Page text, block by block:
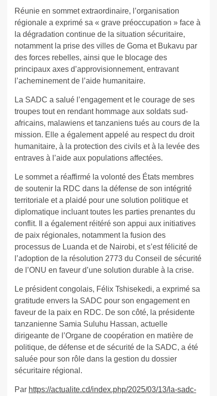
Réunie en sommet extraordinaire, l’organisation
régionale a exprimé sa « grave préoccupation » face à
la dégradation continue de la situation sécuritaire,
notamment la prise des villes de Goma et Bukavu par
des forces rebelles, ainsi que le blocage des
principaux axes d’approvisionnement, entravant
l’acheminement de l’aide humanitaire.
La SADC a salué l’engagement et le courage de ses
troupes tout en rendant hommage aux soldats sud-
africains, malawiens et tanzaniens tués au cours de la
mission. Elle a également appelé au respect du droit
humanitaire, à la protection des civils et à la levée des
entraves à l’aide aux populations affectées.
Le sommet a réaffirmé la volonté des États membres
de soutenir la RDC dans la défense de son intégrité
territoriale et a plaidé pour une solution politique et
diplomatique incluant toutes les parties prenantes du
conflit. Il a également réitéré son appui aux initiatives
de paix régionales, notamment la fusion des
processus de Luanda et de Nairobi, et s’est félicité de
l’adoption de la résolution 2773 du Conseil de sécurité
de l’ONU en faveur d’une solution durable à la crise.
Le président congolais, Félix Tshisekedi, a exprimé sa
gratitude envers la SADC pour son engagement en
faveur de la paix en RDC. De son côté, la présidente
tanzanienne Samia Suluhu Hassan, actuelle
dirigeante de l’Organe de coopération en matière de
politique, de défense et de sécurité de la SADC, a été
saluée pour son rôle dans la gestion du dossier
sécuritaire régional.
Par https://actualite.cd/index.php/2025/03/13/la-sadc-